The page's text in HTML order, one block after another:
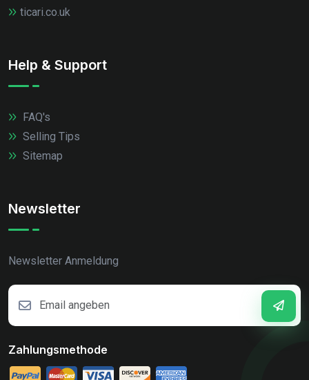
ticari.co.uk
Help & Support
FAQ's
Selling Tips
Sitemap
Newsletter
Newsletter Anmeldung
Zahlungsmethode